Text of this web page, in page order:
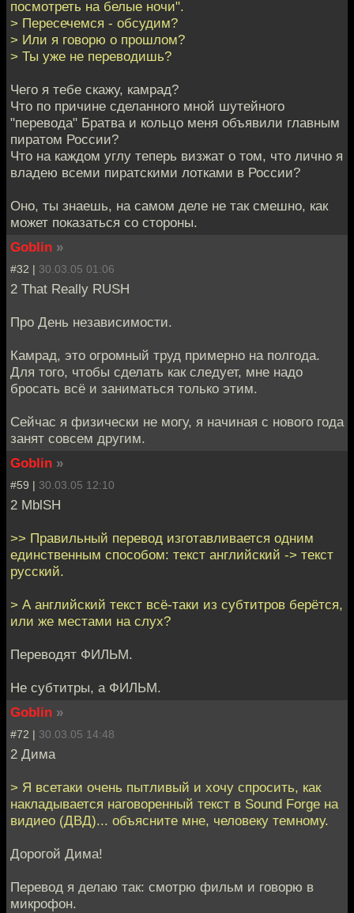
посмотреть на белые ночи".
> Пересечемся - обсудим?
> Или я говорю о прошлом?
> Ты уже не переводишь?
Чего я тебе скажу, камрад?
Что по причине сделанного мной шутейного
"перевода" Братва и кольцо меня объявили главным
пиратом России?
Что на каждом углу теперь визжат о том, что лично я
владею всеми пиратскими лотками в России?
Оно, ты знаешь, на самом деле не так смешно, как
может показаться со стороны.
Goblin »
#32 | 30.03.05 01:06
2 That Really RUSH
Про День независимости.
Камрад, это огромный труд примерно на полгода.
Для того, чтобы сделать как следует, мне надо
бросать всё и заниматься только этим.
Сейчас я физически не могу, я начиная с нового года
занят совсем другим.
Goblin »
#59 | 30.03.05 12:10
2 MblSH
>> Правильный перевод изготавливается одним
единственным способом: текст английский -> текст
русский.
> А английский текст всё-таки из субтитров берётся,
или же местами на слух?
Переводят ФИЛЬМ.
Не субтитры, а ФИЛЬМ.
Goblin »
#72 | 30.03.05 14:48
2 Дима
> Я всетаки очень пытливый и хочу спросить, как
накладывается наговоренный текст в Sound Forge на
видиео (ДВД)... объясните мне, человеку темному.
Дорогой Дима!
Перевод я делаю так: смотрю фильм и говорю в
микрофон.